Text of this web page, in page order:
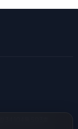
34 104동 503호